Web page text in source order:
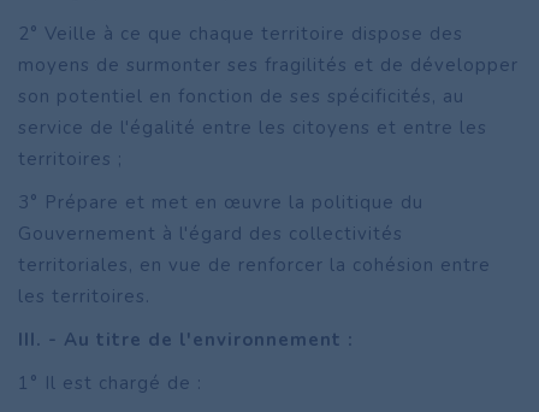
2° Veille à ce que chaque territoire dispose des
moyens de surmonter ses fragilités et de développer
son potentiel en fonction de ses spécificités, au
service de l'égalité entre les citoyens et entre les
territoires ;
3° Prépare et met en œuvre la politique du
Gouvernement à l'égard des collectivités
territoriales, en vue de renforcer la cohésion entre
les territoires.
III. - Au titre de l'environnement :
1° Il est chargé de :